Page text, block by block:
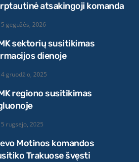
atsakingoji komanda
gegužės, 2026
sektorių susitikimas
dienoje
gruodžio, 2025
regiono susitikimas
rugsėjo, 2025
Motinos komandos
Trakuose švęsti